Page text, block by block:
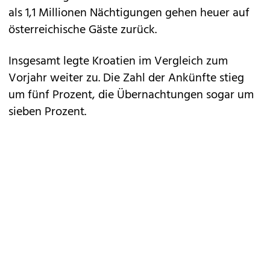
als 1,1 Millionen Nächtigungen gehen heuer auf
österreichische Gäste zurück.
Insgesamt legte Kroatien im Vergleich zum
Vorjahr weiter zu. Die Zahl der Ankünfte stieg
um fünf Prozent, die Übernachtungen sogar um
sieben Prozent.